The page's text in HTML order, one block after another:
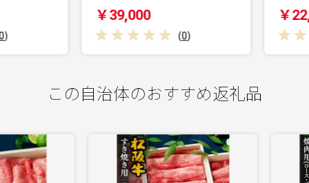
￥39,000
(0 )
￥
この自治体のおすすめ返礼品